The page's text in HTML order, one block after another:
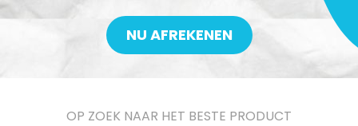
NU AFREKENEN
OP ZOEK NAAR HET BESTE PRODUCT